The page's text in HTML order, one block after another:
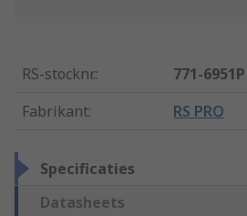
RS-stocknr.:
771-6951P
Fabrikant: RS PRO
Specificaties
Datasheets